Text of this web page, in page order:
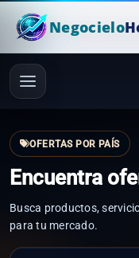
Negocielo
OFERTAS POR PAÍS
Encuentra
Busca productos,
para tu mercado.